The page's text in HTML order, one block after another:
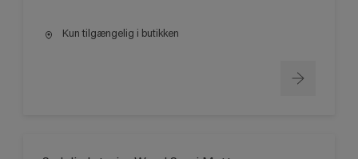
Kun tilgængelig i butikken